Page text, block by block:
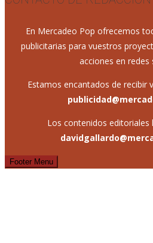
En Mercadeo Pop ofrecemos
publicitarias para vuestros
acciones en redes
Estamos encantados de recibir
Los contenidos editoriales
Footer Menu